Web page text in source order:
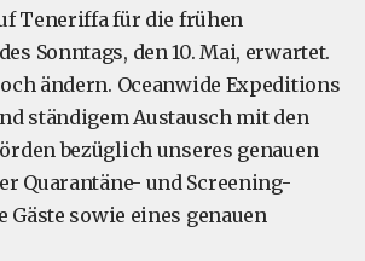
Teneriffa für die frühen
Sonntags, den 10. Mai, erwartet.
ändern. Oceanwide Expeditions
ständigem Austausch mit den
bezüglich unseres genauen
Quarantäne- und Screening-
Gäste sowie eines genauen